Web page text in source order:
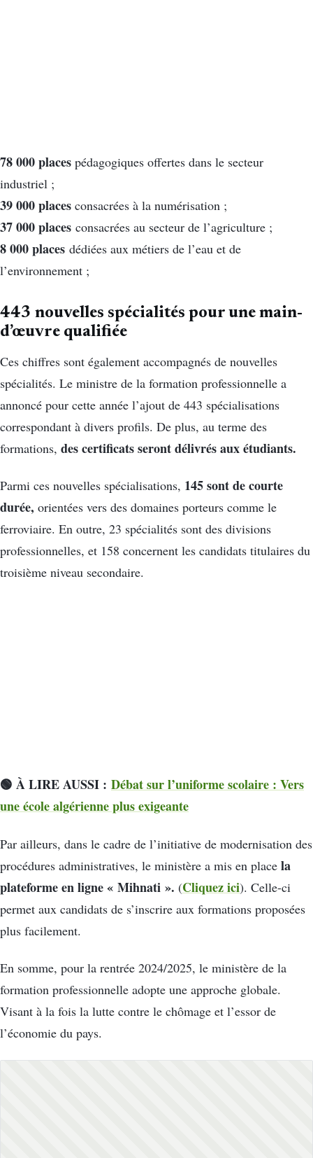
78 000 places pédagogiques offertes dans le secteur
industriel ;
39 000 places consacrées à la numérisation ;
37 000 places consacrées au secteur de l’agriculture ;
8 000 places dédiées aux métiers de l’eau et de
l’environnement ;
443 nouvelles spécialités pour une main-
d’œuvre qualifiée
Ces chiffres sont également accompagnés de nouvelles
spécialités. Le ministre de la formation professionnelle a
annoncé pour cette année l’ajout de 443 spécialisations
correspondant à divers profils. De plus, au terme des
formations, des certificats seront délivrés aux étudiants.
Parmi ces nouvelles spécialisations, 145 sont de courte
durée, orientées vers des domaines porteurs comme le
ferroviaire. En outre, 23 spécialités sont des divisions
professionnelles, et 158 concernent les candidats titulaires du
troisième niveau secondaire.
🟢 À LIRE AUSSI : Débat sur l’uniforme scolaire : Vers
une école algérienne plus exigeante
Par ailleurs, dans le cadre de l’initiative de modernisation des
procédures administratives, le ministère a mis en place la
plateforme en ligne « Mihnati ». (Cliquez ici). Celle-ci
permet aux candidats de s’inscrire aux formations proposées
plus facilement.
En somme, pour la rentrée 2024/2025, le ministère de la
formation professionnelle adopte une approche globale.
Visant à la fois la lutte contre le chômage et l’essor de
l’économie du pays.